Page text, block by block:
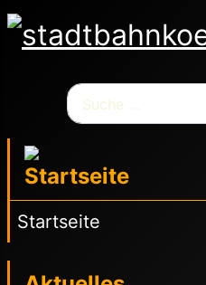
Startseite